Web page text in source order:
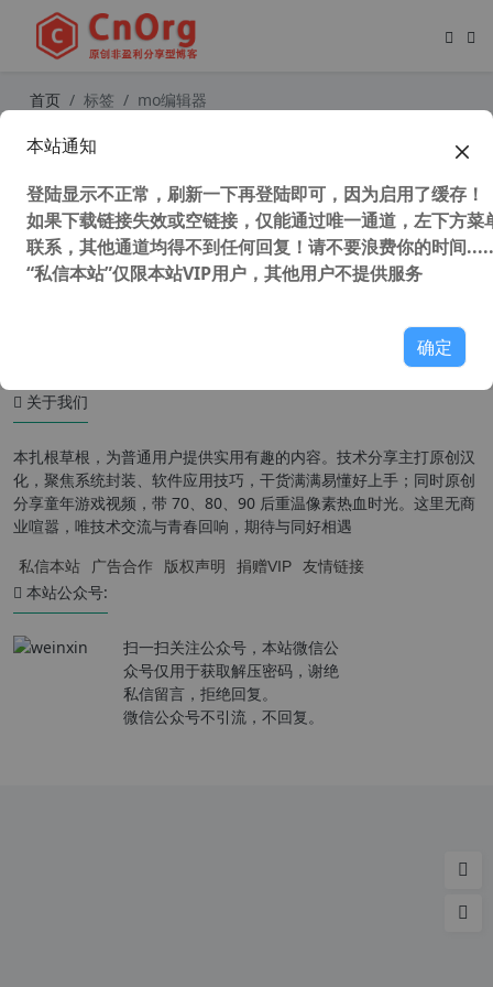
首页 标签 mo编辑器
关于我们
本扎根草根，为普通用户提供实用有趣的内容。技术分享主打原创汉
化，聚焦系统封装、软件应用技巧，干货满满易懂好上手；同时原创
分享童年游戏视频，带 70、80、90 后重温像素热血时光。这里无商
业喧嚣，唯技术交流与青春回响，期待与同好相遇
私信本站 广告合作 版权声明 捐赠VIP 友情链接
本站公众号:
扫一扫关注公众号，本站微信公
众号仅用于获取解压密码，谢绝
私信留言，拒绝回复。
微信公众号不引流，不回复。
本站通知
登陆显示不正常，刷新一下再登陆即可，因为启用了缓存！
如果下载链接失效或空链接，仅能通过唯一通道，左下方菜
联系，其他通道均得不到任何回复！请不要浪费你的时间
“私信本站”仅限本站VIP用户，其他用户不提供服务
确定